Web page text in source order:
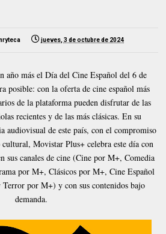
jueves, 3 de octubre de 2024
año más el Día del Cine Español del 6 de
posible: con la oferta de cine español más
de la plataforma pueden disfrutar de las
recientes y de las más clásicas. En su
audiovisual de este país, con el compromiso
Movistar Plus+ celebra este día con
sus canales de cine (Cine por M+, Comedia
por M+, Clásicos por M+, Cine Español
por M+) y con sus contenidos bajo
demanda.